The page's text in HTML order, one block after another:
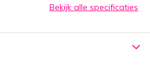
Bekijk alle specificaties